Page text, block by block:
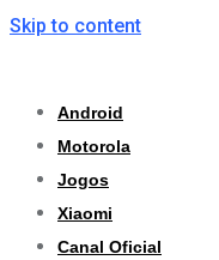
Skip to content
Android
Motorola
Jogos
Xiaomi
Canal Oficial